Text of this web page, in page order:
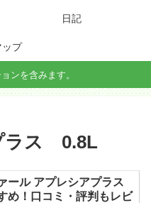
日記
ップ
ンを含みます。
ラス 0.8L
ール アプレシアプラス
め！口コミ・評判もレビ